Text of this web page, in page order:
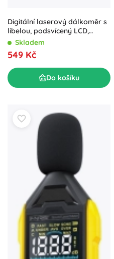
Digitální laserový dálkoměr s
libelou, podsvícený LCD,
dosah 50 m
Skladem
549 Kč
Do košíku